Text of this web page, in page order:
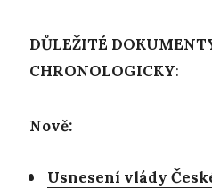
DŮLEŽITÉ
CHRONOLOGICKY:
Nově:
Usnesení vlády